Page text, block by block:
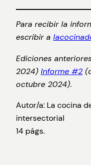
Para recibir la
escribir a
Ediciones
2024) Informe #2
octubre 2024).
Autor/a: La cocina
intersectorial
14 págs.